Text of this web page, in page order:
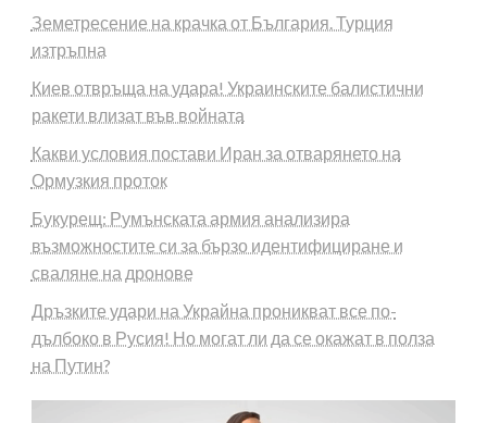
Земетресение на крачка от България. Турция
изтръпна
Киев отвръща на удара! Украинските балистични
ракети влизат във войната
Какви условия постави Иран за отварянето на
Ормузкия проток
Букурещ: Румънската армия анализира
възможностите си за бързо идентифициране и
сваляне на дронове
Дръзките удари на Украйна проникват все по-
дълбоко в Русия! Но могат ли да се окажат в полза
на Путин?